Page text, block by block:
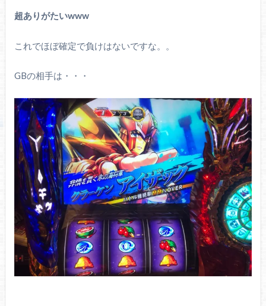
超ありがたいwww
これでほぼ確定で負けはないですな。。
GBの相手は・・・